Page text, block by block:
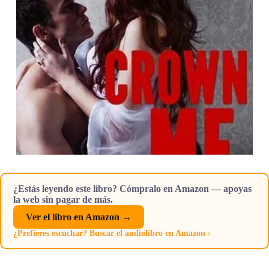
¿Estás leyendo este libro? Cómpralo en Amazon — apoyas
la web sin pagar de más.
Ver el libro en Amazon →
¿Prefieres escuchar? Buscar el audiolibro en Amazon ›